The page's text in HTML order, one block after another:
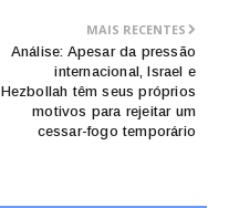
MAIS RECENTES
Análise: Apesar da pressão
internacional, Israel e
Hezbollah têm seus próprios
motivos para rejeitar um
cessar-fogo temporário